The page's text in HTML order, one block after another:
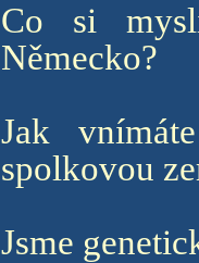
Co si
Německo?
Jak
spolkovou
Jsme